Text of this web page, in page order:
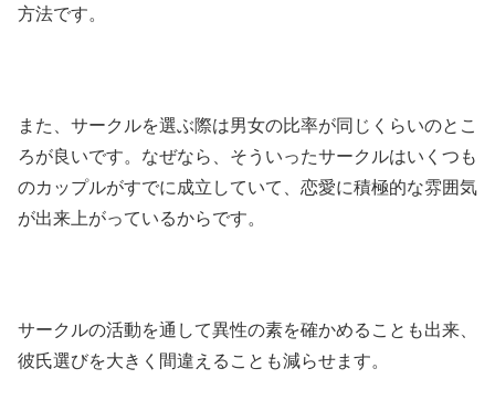
方法です。
また、サークルを選ぶ際は男女の比率が同じくらいのとこ
ろが良いです。なぜなら、そういったサークルはいくつも
のカップルがすでに成立していて、恋愛に積極的な雰囲気
が出来上がっているからです。
サークルの活動を通して異性の素を確かめることも出来、
彼氏選びを大きく間違えることも減らせます。